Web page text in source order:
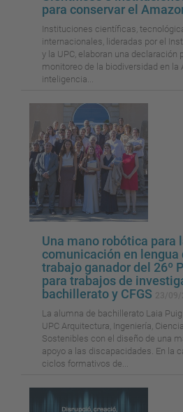
para conservar el
Instituciones científicas,
internacionales, lideradas por el
y la UPC, elaboran una declaración
monitoreo de la biodiversidad en la
inteligencia...
Una mano robótica para
comunicación en lengua
trabajo ganador del 26º
para trabajos de
bachillerato y CFGS
La alumna de bachillerato Laia
UPC Arquitectura, Ingeniería,
Sostenibles con el diseño de una
apoyo a las discapacidades. En la
ciclos formativos de...